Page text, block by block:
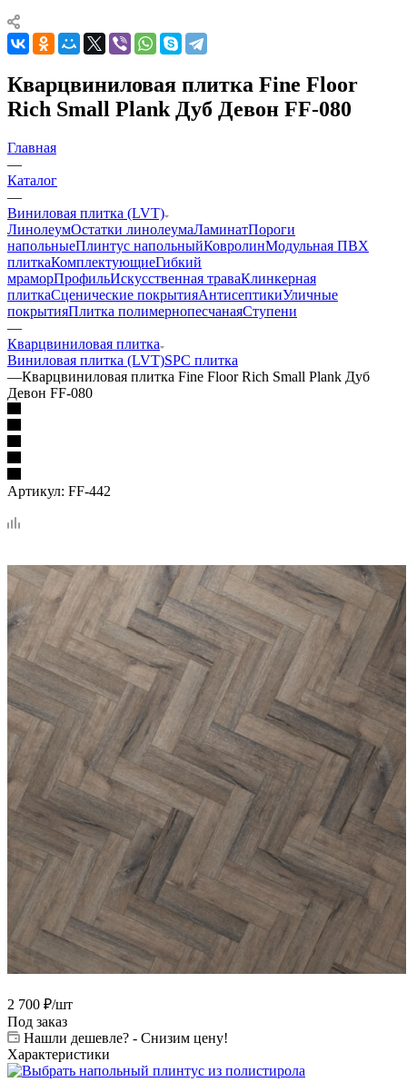
Кварцвиниловая плитка Fine Floor
Rich Small Plank Дуб Девон FF-080
Главная
—
Каталог
—
Виниловая плитка (LVT)
ЛинолеумОстатки линолеумаЛаминатПороги
напольныеПлинтус напольныйКовролинМодульная ПВХ
плиткаКомплектующиеГибкий
мраморПрофильИскусственная траваКлинкерная
плиткаСценические покрытияАнтисептикиУличные
покрытияПлитка полимернопесчанаяСтупени
—
Кварцвиниловая плитка
Виниловая плитка (LVT)SPC плитка
—Кварцвиниловая плитка Fine Floor Rich Small Plank Дуб
Девон FF-080
Артикул: FF-442
2 700 ₽/шт
Под заказ
Нашли дешевле? - Снизим цену!
Характеристики